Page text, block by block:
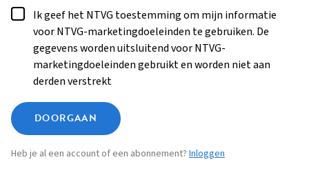
Ik geef het NTVG toestemming om mijn informatie
voor NTVG-marketingdoeleinden te gebruiken. De
gegevens worden uitsluitend voor NTVG-
marketingdoeleinden gebruikt en worden niet aan
derden verstrekt
DOORGAAN
Heb je al een account of een abonnement? Inloggen